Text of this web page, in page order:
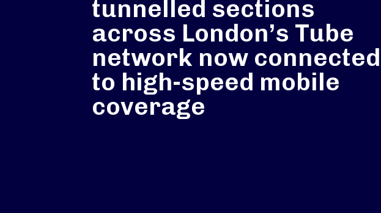
tunnelled sections
across London’s Tube
network now connected
to high-speed mobile
coverage